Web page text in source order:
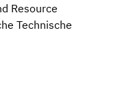
Resource
Technische